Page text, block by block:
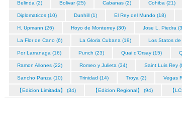
Belinda (2) Bolivar (25) Cabanas (2) Cohiba (21)
Diplomaticos (10) Dunhill (1) El Rey del Mundo (18)
H. Upmann (26) Hoyo de Monterrey (30) Jose L. Piedra
La Flor de Cano (6) La Gloria Cubana (19) Los Statos de
Por Larranaga (16) Punch (23) Quai d'Orsay (15)
Ramon Allones (22) Romeo y Julieta (34) Saint Luis Rey
Sancho Panza (10) Trinidad (14) Troya (2) Vegas
【Edicion Limitada】 (34) 【Edicion Regional】 (94) 【